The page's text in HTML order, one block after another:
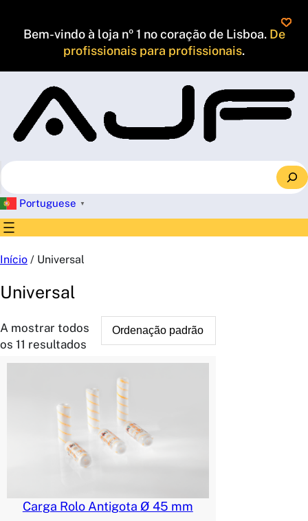
Bem-vindo à loja nº 1 no coração de Lisboa. De
profissionais para profissionais.
S
e
a
r
c
Portuguese ▼
Início / Universal
Universal
A mostrar todos
os 11 resultados
Carga Rolo Antigota Ø 45 mm